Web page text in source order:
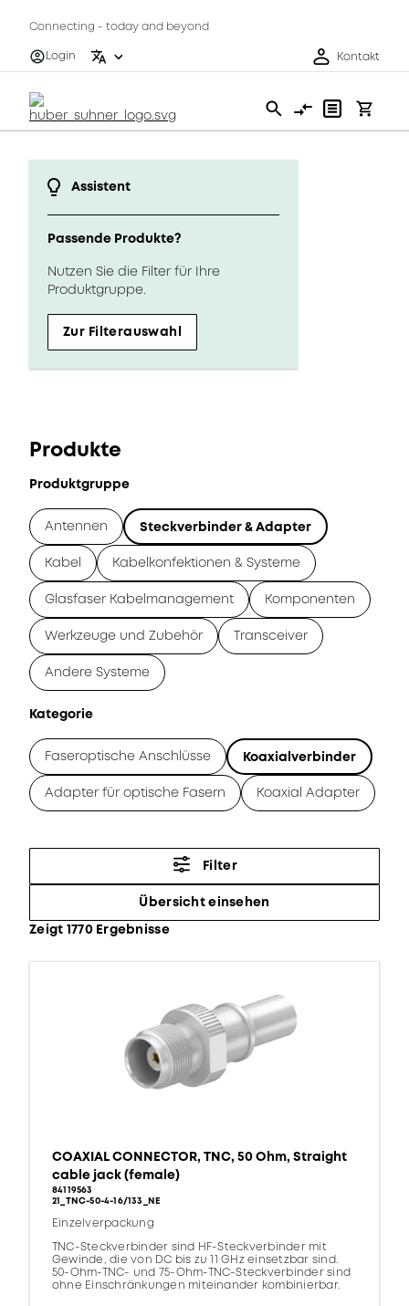
Connecting - today and beyond
Login
Kontakt
Assistent
Passende Produkte?
Nutzen Sie die Filter für Ihre
Produktgruppe.
Zur Filterauswahl
Produkte
Produktgruppe
Antennen Steckverbinder & Adapter
Kabel Kabelkonfektionen & Systeme
Glasfaser Kabelmanagement Komponenten
Werkzeuge und Zubehör Transceiver
Andere Systeme
Kategorie
Faseroptische Anschlüsse Koaxialverbinder
Adapter für optische Fasern Koaxial Adapter
Filter
Übersicht einsehen
Zeigt 1770 Ergebnisse
COAXIAL CONNECTOR, TNC, 50 Ohm, Straight
cable jack (female)
84119563
21_TNC-50-4-16/133_NE
Einzelverpackung
TNC-Steckverbinder sind HF-Steckverbinder mit
Gewinde, die von DC bis zu 11 GHz einsetzbar sind.
50-Ohm-TNC- und 75-Ohm-TNC-Steckverbinder sind
ohne Einschränkungen miteinander kombinierbar.